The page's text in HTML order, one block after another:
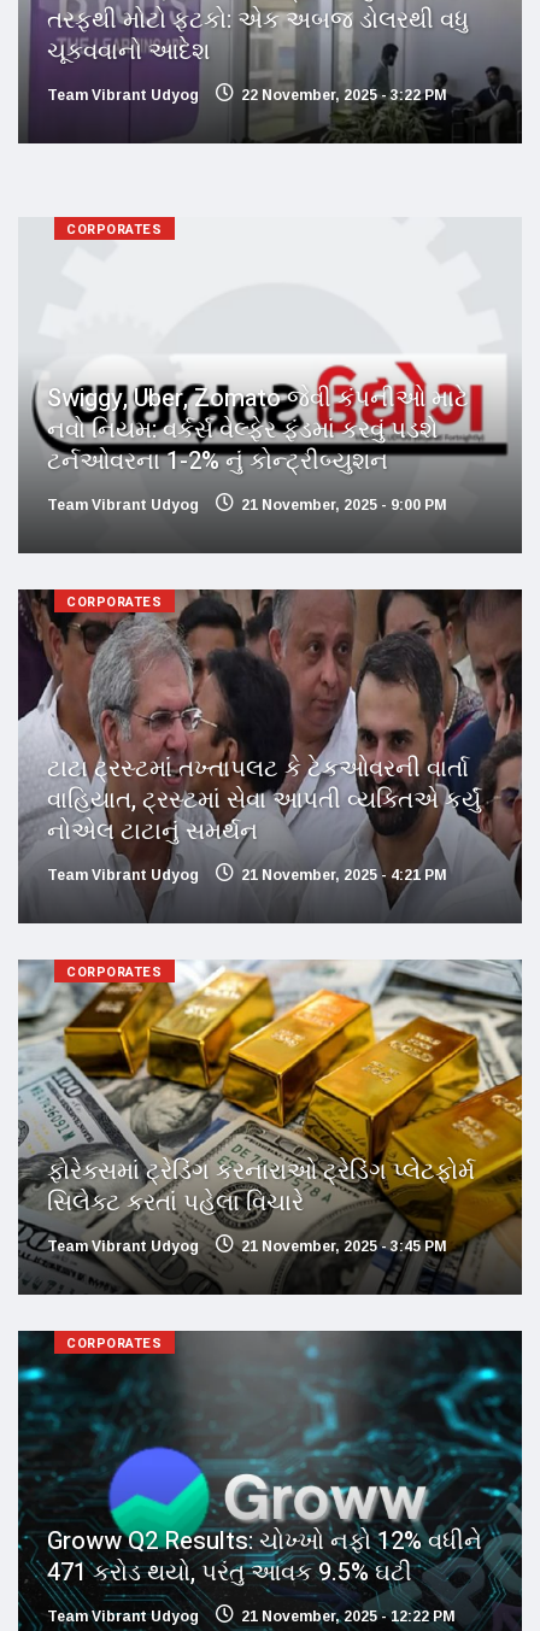
તરફથી મોટો ફટકો: એક અબજ ડોલરથી વધુ
ચૂકવવાનો આદેશ
Team Vibrant Udyog 22 November, 2025 - 3:22 PM
CORPORATES
Swiggy, Uber, Zomato જેવી કંપનીઓ માટે
નવો નિયમ: વર્કર્સ વેલ્ફેર ફંડમાં કરવું પડશે
ટર્નઓવરના 1-2% નું કોન્ટ્રીબ્યુશન
Team Vibrant Udyog 21 November, 2025 - 9:00 PM
CORPORATES
ટાટા ટ્રસ્ટમાં તખ્તાપલટ કે ટેકઓવરની વાર્તા
વાહિયાત, ટ્રસ્ટમાં સેવા આપતી વ્યક્તિએ કર્યું
નોએલ ટાટાનું સમર્થન
Team Vibrant Udyog 21 November, 2025 - 4:21 PM
CORPORATES
ફોરેક્સમાં ટ્રેડિંગ કરનારાઓ ટ્રેડિંગ પ્લેટફોર્મ
સિલેક્ટ કરતાં પહેલા વિચારે
Team Vibrant Udyog 21 November, 2025 - 3:45 PM
CORPORATES
Groww Q2 Results: ચોખ્ખો નફો 12% વધીને
471 કરોડ થયો, પરંતુ આવક 9.5% ઘટી
Team Vibrant Udyog 21 November, 2025 - 12:22 PM